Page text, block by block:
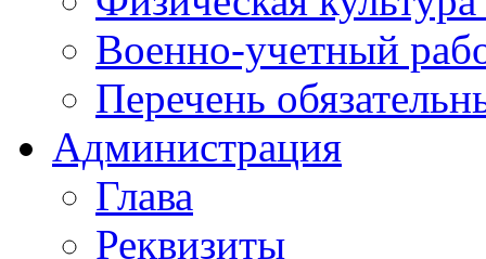
Военно-учетный
Перечень
Администрация
Глава
Реквизиты